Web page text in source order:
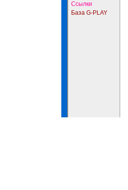
Ссылки
База G-PLAY